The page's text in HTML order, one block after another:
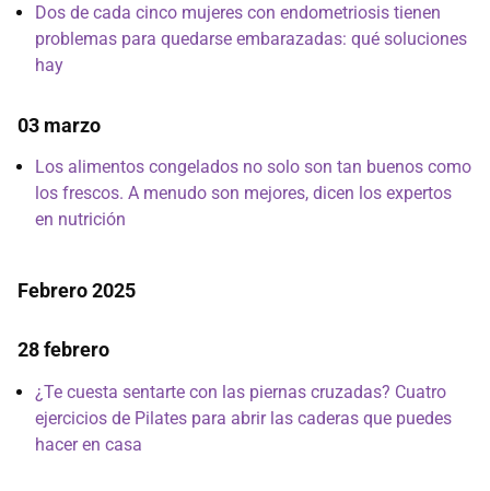
Dos de cada cinco mujeres con endometriosis tienen
problemas para quedarse embarazadas: qué soluciones
hay
03 marzo
Los alimentos congelados no solo son tan buenos como
los frescos. A menudo son mejores, dicen los expertos
en nutrición
Febrero 2025
28 febrero
¿Te cuesta sentarte con las piernas cruzadas? Cuatro
ejercicios de Pilates para abrir las caderas que puedes
hacer en casa